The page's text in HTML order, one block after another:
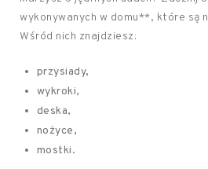
wykonywanych w domu**, które są
Wśród nich znajdziesz:
przysiady,
wykroki,
deska,
nożyce,
mostki.